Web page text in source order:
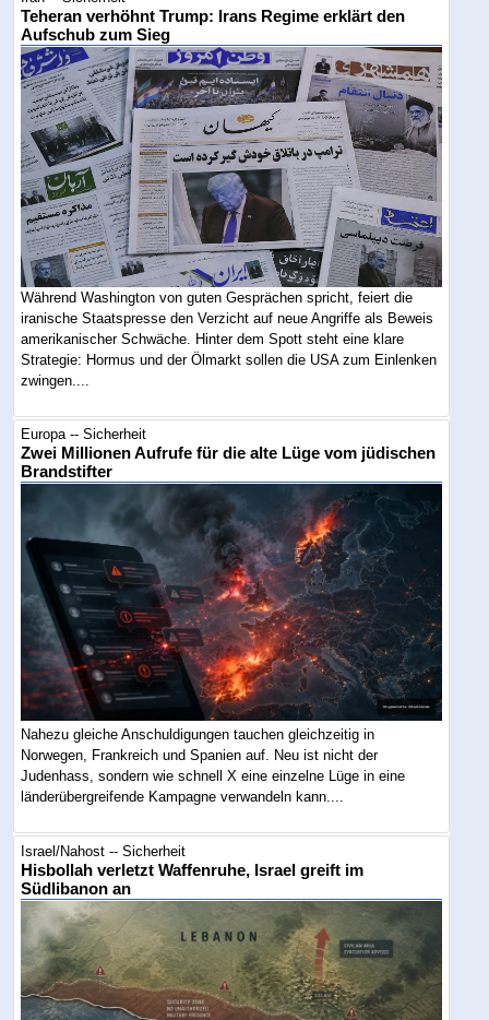
Teheran verhöhnt Trump: Irans Regime erklärt den
Aufschub zum Sieg
Während Washington von guten Gesprächen spricht, feiert die
iranische Staatspresse den Verzicht auf neue Angriffe als Beweis
amerikanischer Schwäche. Hinter dem Spott steht eine klare
Strategie: Hormus und der Ölmarkt sollen die USA zum Einlenken
zwingen....
Europa -- Sicherheit
Zwei Millionen Aufrufe für die alte Lüge vom jüdischen
Brandstifter
Nahezu gleiche Anschuldigungen tauchen gleichzeitig in
Norwegen, Frankreich und Spanien auf. Neu ist nicht der
Judenhass, sondern wie schnell X eine einzelne Lüge in eine
länderübergreifende Kampagne verwandeln kann....
Israel/Nahost -- Sicherheit
Hisbollah verletzt Waffenruhe, Israel greift im
Südlibanon an